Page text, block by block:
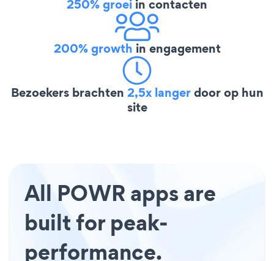
250% groei in contacten
200% growth in engagement
Bezoekers brachten 2,5x langerdoor op hun
site
All POWR apps are
built for peak-
performance.